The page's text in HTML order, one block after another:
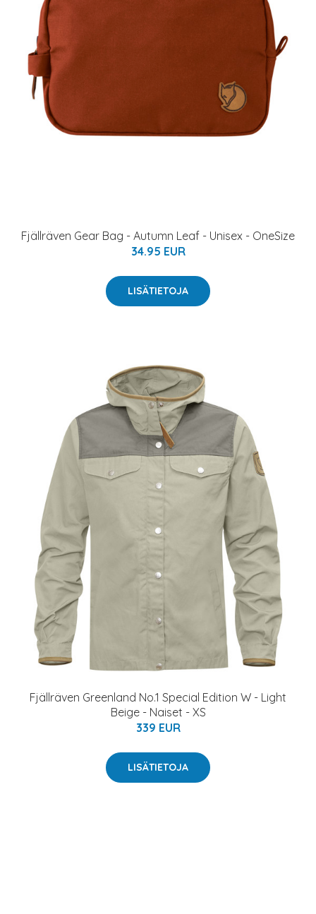
Fjällräven Gear Bag - Autumn Leaf - Unisex - OneSize
34.95 EUR
LISÄTIETOJA
Fjällräven Greenland No.1 Special Edition W - Light
Beige - Naiset - XS
339 EUR
LISÄTIETOJA